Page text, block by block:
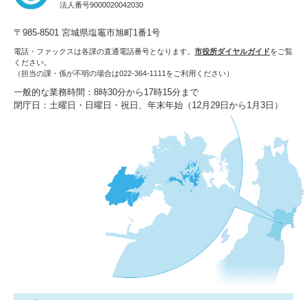
法人番号9000020042030
〒985-8501 宮城県塩竈市旭町1番1号
電話・ファックスは各課の直通電話番号となります。 市役所ダイヤルガイドをご覧
ください。
（担当の課・係が不明の場合は022-364-1111をご利用ください）
一般的な業務時間：8時30分から17時15分まで
閉庁日：土曜日・日曜日・祝日、年末年始（12月29日から1月3日）